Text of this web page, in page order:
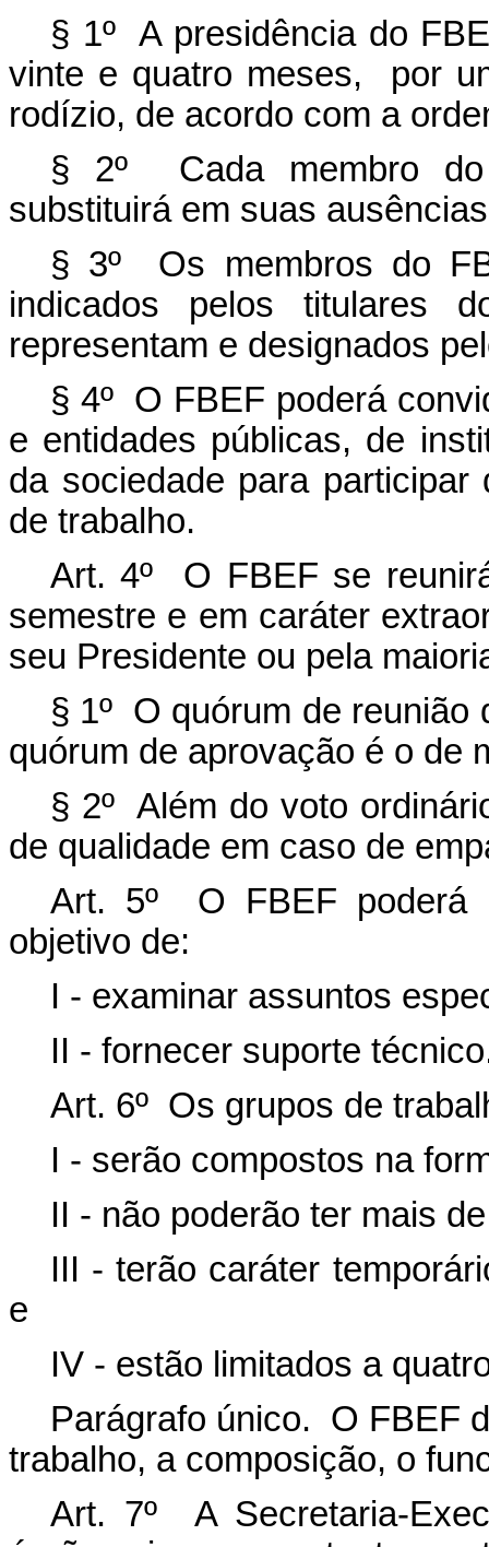
§ 1º A presidência do
vinte e quatro meses, por
rodízio, de acordo com a
§ 2º Cada membro
substituirá em suas
§ 3º Os membros do
indicados pelos titulares
representam e designados
§ 4º O FBEF poderá
e entidades públicas, de
da sociedade para
de trabalho.
Art. 4º O FBEF se
semestre e em caráter
seu Presidente ou pela
§ 1º O quórum de reunião
quórum de aprovação é o de
§ 2º Além do voto
de qualidade em caso de
Art. 5º O FBEF poderá
objetivo de:
I - examinar assuntos
II - fornecer suporte
Art. 6º Os grupos de
I - serão compostos na
II - não poderão ter mais
III - terão caráter
e
IV - estão limitados a
Parágrafo único. O FBEF
trabalho, a composição, o
Art. 7º A Secretaria-